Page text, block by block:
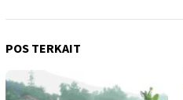
POS TERKAIT